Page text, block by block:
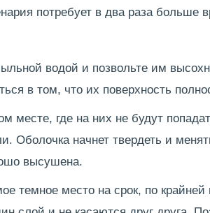
потребует в два раза больше
водой и позвольте им
в том, что их поверхность
месте, где на них не будут
Оболочка начнет твердеть и
высушена.
темное место на срок, по